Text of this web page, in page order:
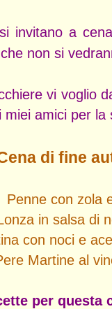
invitano a
non si
vi voglio
amici per la
di fine
Penne con zola
in salsa di
con noci e
Martine al
per questa